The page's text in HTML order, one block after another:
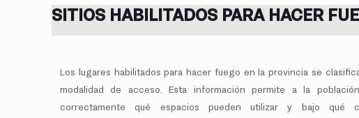
SITIOS HABILITADOS PARA HACER
Los lugares habilitados para hacer fuego en la provincia se
modalidad de acceso. Esta información permite a la
correctamente qué espacios pueden utilizar y bajo qué